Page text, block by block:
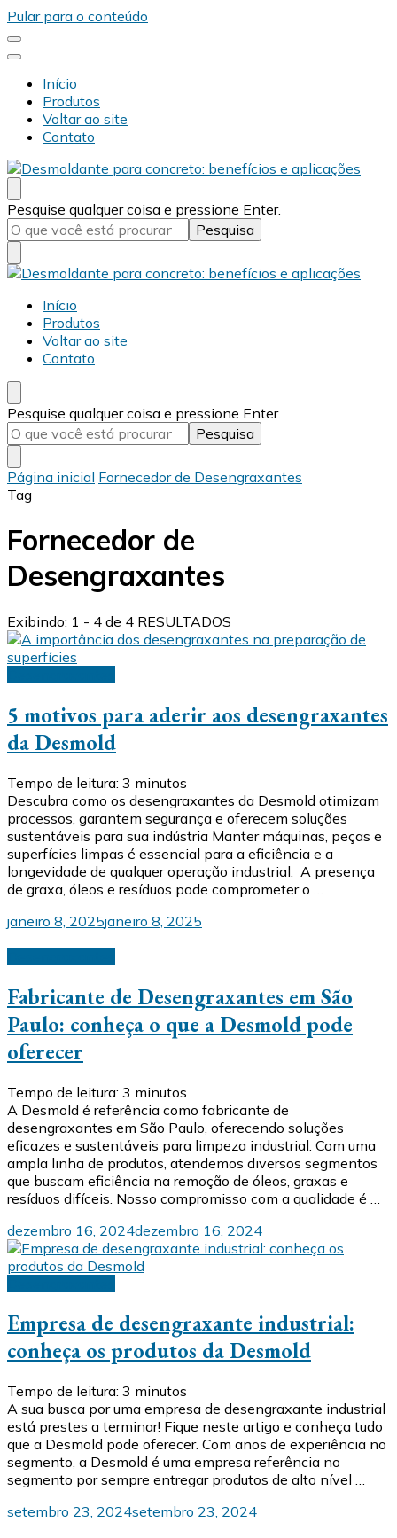
Pular para o conteúdo
Início
Produtos
Voltar ao site
Contato
Desmold
Blog Desmold
Procurando
algo?
Pesquise qualquer coisa e pressione Enter.
Desmold
Blog Desmold
Início
Produtos
Voltar ao site
Contato
Procurando
algo?
Pesquise qualquer coisa e pressione Enter.
Página inicial Fornecedor de Desengraxantes
Tag
Fornecedor de
Desengraxantes
Exibindo: 1 - 4 de 4 RESULTADOS
5 motivos para aderir aos desengraxantes
da Desmold
Tempo de leitura: 3 minutos
Descubra como os desengraxantes da Desmold otimizam
processos, garantem segurança e oferecem soluções
sustentáveis para sua indústria Manter máquinas, peças e
superfícies limpas é essencial para a eficiência e a
longevidade de qualquer operação industrial. A presença
de graxa, óleos e resíduos pode comprometer o …
janeiro 8, 2025janeiro 8, 2025
Fabricante de Desengraxantes em São
Paulo: conheça o que a Desmold pode
oferecer
Tempo de leitura: 3 minutos
A Desmold é referência como fabricante de
desengraxantes em São Paulo, oferecendo soluções
eficazes e sustentáveis para limpeza industrial. Com uma
ampla linha de produtos, atendemos diversos segmentos
que buscam eficiência na remoção de óleos, graxas e
resíduos difíceis. Nosso compromisso com a qualidade é …
dezembro 16, 2024dezembro 16, 2024
Empresa de desengraxante industrial:
conheça os produtos da Desmold
Tempo de leitura: 3 minutos
A sua busca por uma empresa de desengraxante industrial
está prestes a terminar! Fique neste artigo e conheça tudo
que a Desmold pode oferecer. Com anos de experiência no
segmento, a Desmold é uma empresa referência no
segmento por sempre entregar produtos de alto nível …
setembro 23, 2024setembro 23, 2024